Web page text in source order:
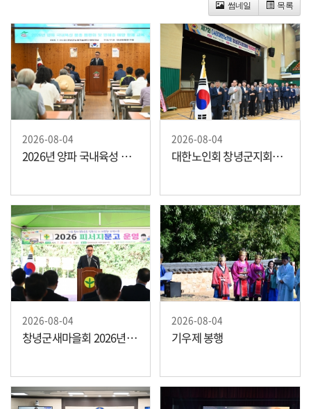
썸네일 목록
2026-08-04
2026년 양파 국내육성 품종 품평회
2026-08-04
대한노인회 창녕군지회장배 제7회 한궁대회
2026-08-04
창녕군새마을회 2026년 피서지 독서문화시설 개소식
2026-08-04
기우제 봉행